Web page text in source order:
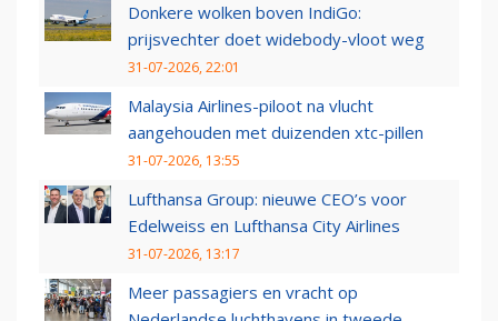
Donkere wolken boven IndiGo:
prijsvechter doet widebody-vloot weg
31-07-2026, 22:01
Malaysia Airlines-piloot na vlucht
aangehouden met duizenden xtc-pillen
31-07-2026, 13:55
Lufthansa Group: nieuwe CEO’s voor
Edelweiss en Lufthansa City Airlines
31-07-2026, 13:17
Meer passagiers en vracht op